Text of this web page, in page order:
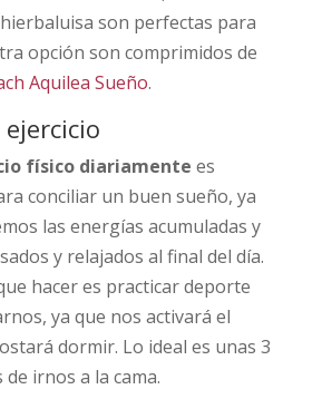
son perfectas para
opción son comprimidos de
Aquilea Sueño.
físico diariamente es
conciliar un buen sueño, ya
las energías acumuladas y
y relajados al final del día.
hacer es practicar deporte
ya que nos activará el
dormir. Lo ideal es unas 3
irnos a la cama.